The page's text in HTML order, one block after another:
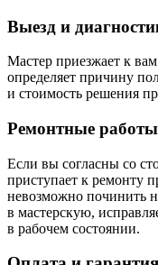
Выезд и
Мастер приезжает к
определяет причину
и стоимость решения
Ремонтные работы
Если вы согласны со
приступает к ремонту
невозможно починить
в мастерскую,
в рабочем состоянии.